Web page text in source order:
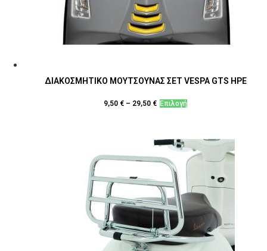
ΔΙΑΚΟΣΜΗΤΙΚΟ ΜΟΥΤΣΟΥΝΑΣ ΣΕΤ VESPA GTS HPE
9,50 € – 29,50 € ΕπιλογήΑυτό
έχει
πολλαπλές
παραλλαγές.
Οι
επιλογές
μπορούν
να
επιλεγούν